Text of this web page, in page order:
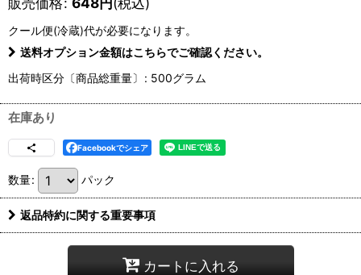
クール便(冷蔵)代が必要になります。
送料オプション金額はこちらでご確認ください。
出荷時区分〔商品総重量〕 : 500グラム
在庫あり
Facebookでシェア
数量: パック
返品特約に関する重要事項
カートに入れる